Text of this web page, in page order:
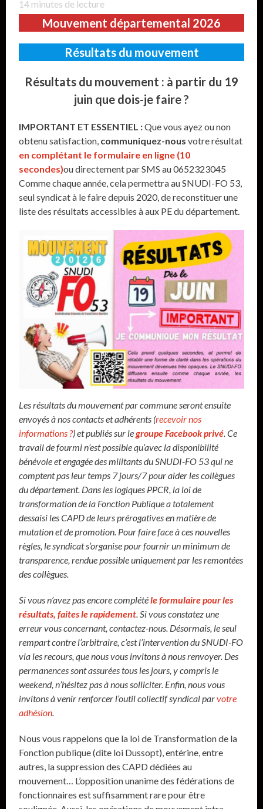
14 minutes de lecture
Mouvement départemental 2026
Résultats du mouvement
Résultats du mouvement : à partir du 19
juin que dois-je faire ?
IMPORTANT ET ESSENTIEL :Que vous ayez ou non
obtenu satisfaction, communiquez-nous votre résultat
en complétant le formulaire en ligne (10
secondes)ou directement par SMS au 0652323045
Comme chaque année, cela permettra au SNUDI-FO 53,
seul syndicat à le faire depuis 2020, de reconstituer une
liste des résultats accessibles à aux PE du département.
Les résultats du mouvement par commune seront ensuite
envoyés à nos contacts et adhérents (recevoir nos
informations ?) et publiés sur legroupe Facebook privé . Ce
travail de fourmi n’est possible qu’avec la disponibilité
bénévole et engagée des militants du SNUDI-FO 53 qui ne
comptent pas leur temps 7 jours/7 pour aider les collègues
du département. Dans les logiques PPCR, la loi de
transformation de la Fonction Publique a totalement
dessaisi les CAPD de leurs prérogatives en matière de
mutation et de promotion. Pour faire face à ces nouvelles
règles, le syndicat s’organise pour fournir un minimum de
transparence, rendue possible uniquement par les remontées
des collègues.
Si vous n’avez pas encore complétéle formulaire pour les
résultats, faites le rapidement . Si vous constatez une
erreur vous concernant, contactez-nous. Désormais, le seul
rempart contre l’arbitraire, c’est l’intervention du SNUDI-FO
via les recours, que nous vous invitons à nous renvoyer. Des
permanences sont assurées tous les jours, y compris le
weekend, n’hésitez pas à nous solliciter. Enfin, nous vous
invitons à venir renforcer l’outil collectif syndical parvotre
adhésion
Nous vous rappelons que la loi de Transformation de la
Fonction publique (dite loi Dussopt), entérine, entre
autres, la suppression des CAPD dédiées au
mouvement… L’opposition unanime des fédérations de
fonctionnaires est suffisamment rare pour être